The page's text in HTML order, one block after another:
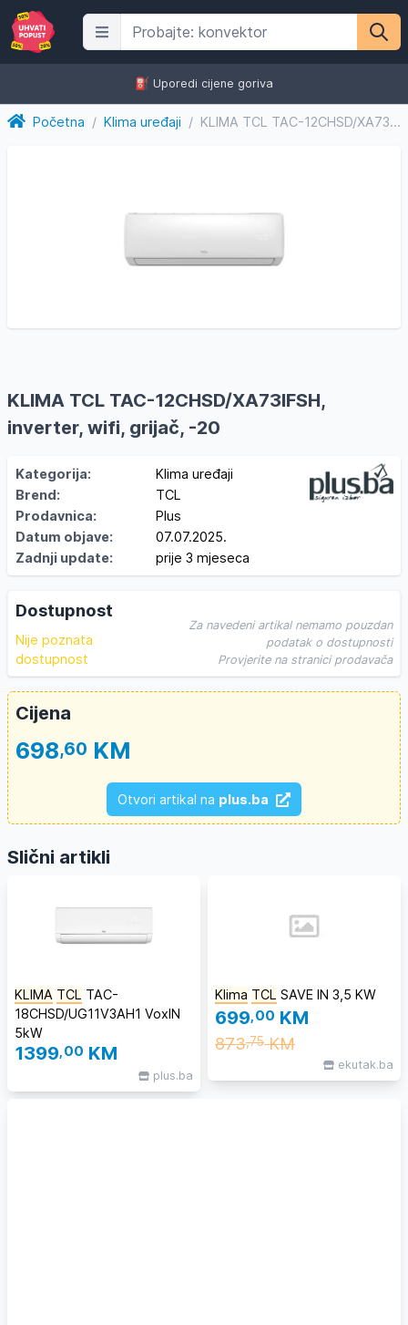
⛽️ Uporedi cijene goriva
Početna / Klima uređaji / KLIMA TCL TAC-12CHSD/XA73IFSH, inverter, wifi, grijač, -20
KLIMA TCL TAC-12CHSD/XA73IFSH,
inverter, wifi, grijač, -20
Kategorija:
Klima uređaji
Brend:
TCL
Prodavnica:
Plus
Datum objave:
07.07.2025.
Zadnji update:
prije 3 mjeseca
Dostupnost
Nije poznata
dostupnost
Za navedeni artikal nemamo pouzdan
podatak o dostupnosti
Provjerite na stranici prodavača
Cijena
698,60 KM
Otvori artikal na plus.ba
Slični artikli
KLIMA TCL TAC-
18CHSD/UG11V3AH1 VoxIN
5kW
1399,00 KM
plus.ba
Klima TCL SAVE IN 3,5 KW
699,00 KM
873,75KM
ekutak.ba